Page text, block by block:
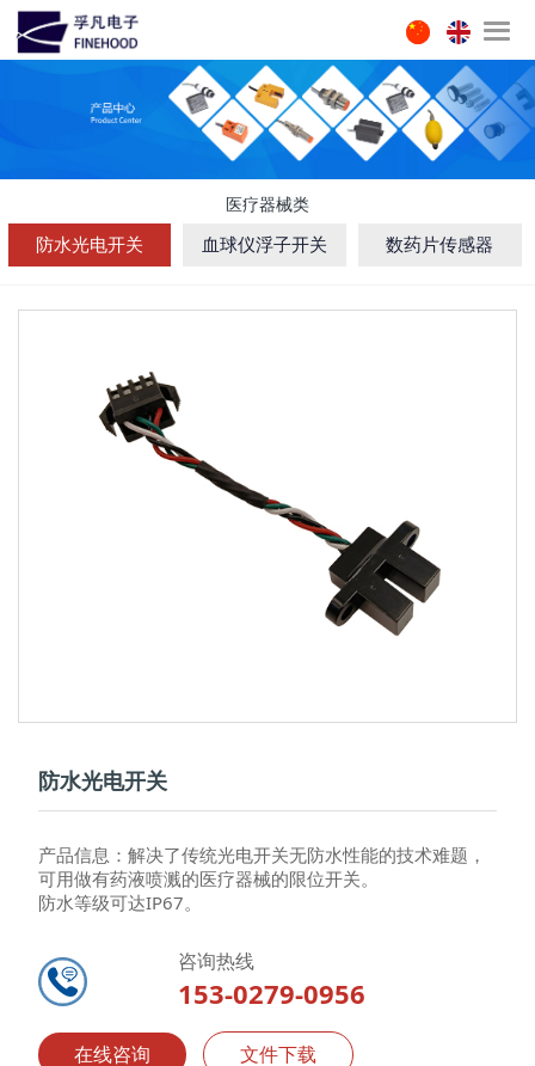
医疗器械类
防水光电开关 血球仪浮子开关 数药片传感器
防水光电开关
产品信息：解决了传统光电开关无防水性能的技术难题，
可用做有药液喷溅的医疗器械的限位开关。
防水等级可达IP67。
咨询热线
153-0279-0956
在线咨询 文件下载